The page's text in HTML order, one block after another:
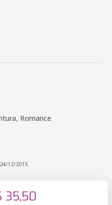
Romance
12/2015
35,50